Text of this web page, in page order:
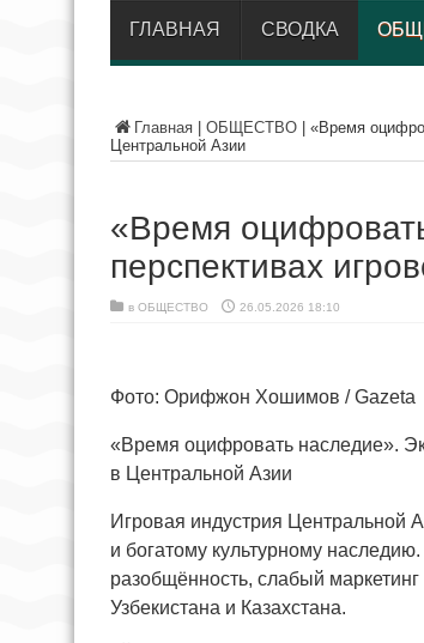
ГЛАВНАЯ СВОДКА
Главная ОБЩЕСТВО
«Время
Центральной Азии
«Время
перспективах
в ОБЩЕСТВО 26.05.2026 18:10
Фото: Орифжон Хошимов / Gazeta
«Время оцифровать наследие».
в Центральной Азии
Игровая индустрия Центральной
и богатому культурному
разобщённость, слабый
Узбекистана и Казахстана.